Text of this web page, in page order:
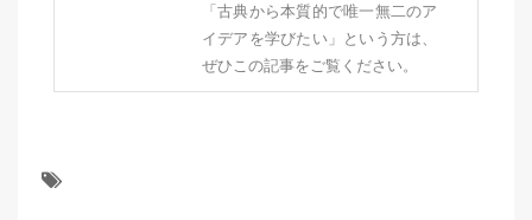
「古典から本質的で唯一無二のア
イデアを学びたい」という方は、
ぜひこの記事をご覧ください。